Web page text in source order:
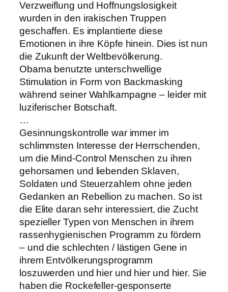
Verzweiflung und Hoffnungslosigkeit
wurden in den irakischen Truppen
geschaffen. Es implantierte diese
Emotionen in ihre Köpfe hinein. Dies ist nun
die Zukunft der Weltbevölkerung.
Obama benutzte unterschwellige
Stimulation in Form von Backmasking
während seiner Wahlkampagne – leider mit
luziferischer Botschaft.
…
Gesinnungskontrolle war immer im
schlimmsten Interesse der Herrschenden,
um die Mind-Control Menschen zu ihren
gehorsamen und liebenden Sklaven,
Soldaten und Steuerzahlern ohne jeden
Gedanken an Rebellion zu machen. So ist
die Elite daran sehr interessiert, die Zucht
spezieller Typen von Menschen in ihrem
rassenhygienischen Programm zu fördern
– und die schlechten / lästigen Gene in
ihrem Entvölkerungsprogramm
loszuwerden und hier und hier und hier. Sie
haben die Rockefeller-gesponserte